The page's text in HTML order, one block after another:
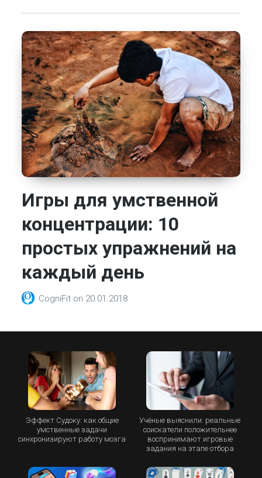
Игры для умственной
концентрации: 10
простых упражнений на
каждый день
CogniFit on 20.01.2018
Эффект Судоку: как общие
умственные задачи
синхронизируют работу мозга
Учёные выяснили: реальные
соискатели положительнее
воспринимают игровые
задания на этапе отбора